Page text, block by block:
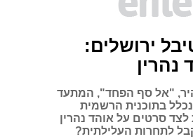
ירושלים:
נהרין
"אל סף הפחד", המתעד
בתוכנית הרשמית
סרטים על אוהד נהרין
לתחרות העלילתית?